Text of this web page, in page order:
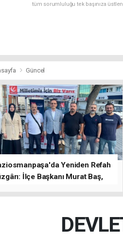
tüm sorumluluğu tek başınıza
Güncel
Yeniden Refah
İlçe Başkanı Murat Baş,